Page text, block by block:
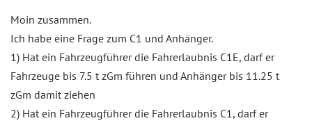
Moin zusammen.
Ich habe eine Frage zum C1 und Anhänger.
1) Hat ein Fahrzeugführer die Fahrerlaubnis C1E, darf er
Fahrzeuge bis 7.5 t zGm führen und Anhänger bis 11.25 t
zGm damit ziehen
2) Hat ein Fahrzeugführer die Fahrerlaubnis C1, darf er